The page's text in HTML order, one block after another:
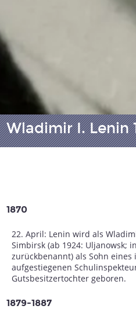
Wladimir I. Lenin
1870
22. April: Lenin wird als
Simbirsk (ab 1924: Uljanowsk;
zurückbenannt) als Sohn eines
aufgestiegenen
Gutsbesitzertochter geboren.
1879-1887